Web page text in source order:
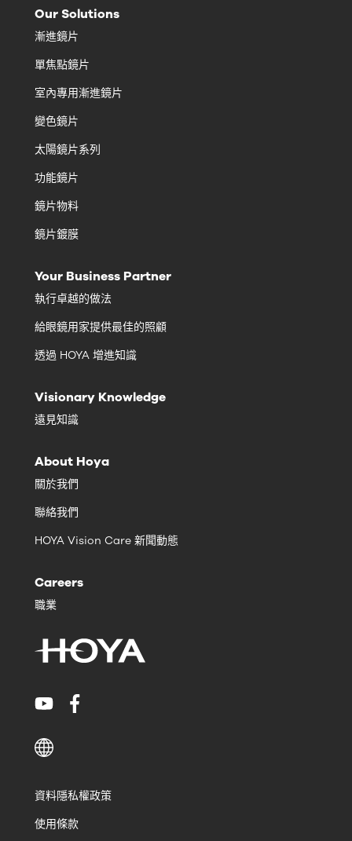
Our Solutions
漸進鏡片
單焦點鏡片
室內專用漸進鏡片
變色鏡片
太陽鏡片系列
功能鏡片
鏡片物料
鏡片鍍膜
Your Business Partner
執行卓越的做法
給眼鏡用家提供最佳的照顧
透過 HOYA 增進知識
Visionary Knowledge
遠見知識
About Hoya
關於我們
聯絡我們
HOYA Vision Care 新聞動態
Careers
職業
資料隱私權政策
使用條款